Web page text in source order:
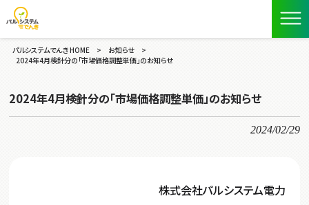
パルシステムでんき HOME > お知らせ
>
2024年4月検針分の「市場価格調整単価」のお知らせ
2024年4月検針分の「市場価格調整単価」のお知らせ
2024/02/29
株式会社パルシステム電力